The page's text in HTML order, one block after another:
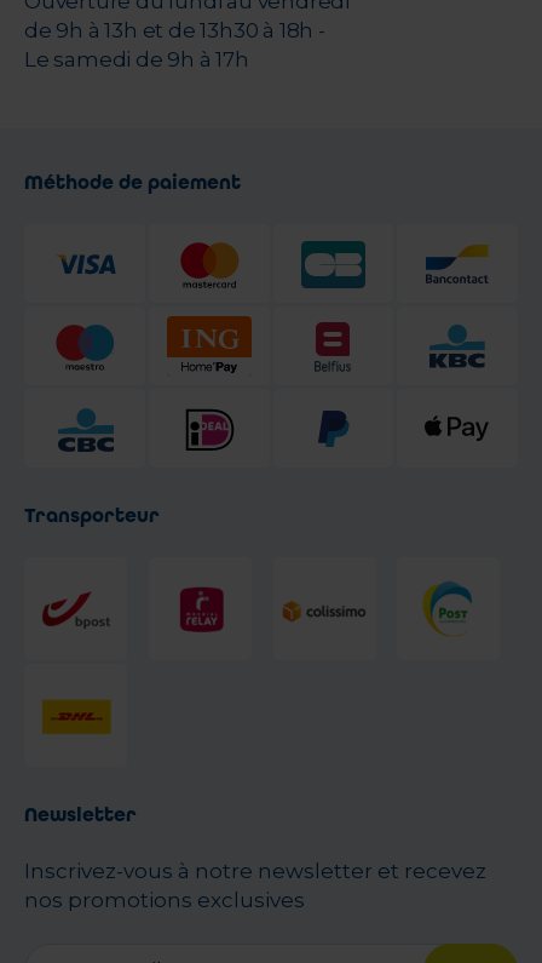
de 9h à 13h et de 13h30 à 18h -
Le samedi de 9h à 17h
Méthode de paiement
Transporteur
Newsletter
Inscrivez-vous à notre newsletter et recevez
nos promotions exclusives